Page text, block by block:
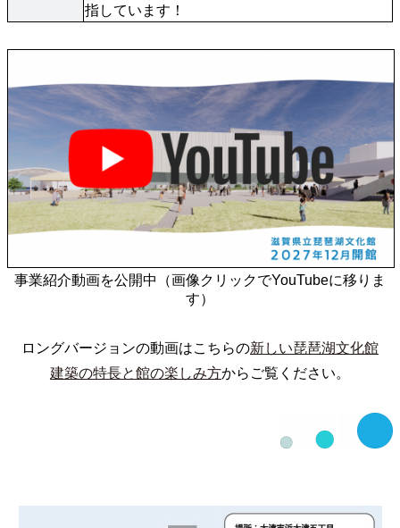
指しています！
事業紹介動画を公開中（画像クリックでYouTubeに移りま
す）
ロングバージョンの動画はこちらの新しい琵琶湖文化館
建築の特長と館の楽しみ方からご覧ください。